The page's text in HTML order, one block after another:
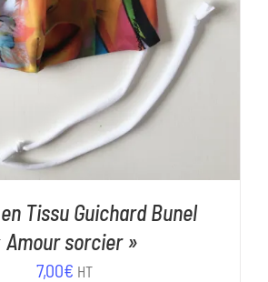
Tissu Guichard Bunel
Amour sorcier »
7,00€ HT